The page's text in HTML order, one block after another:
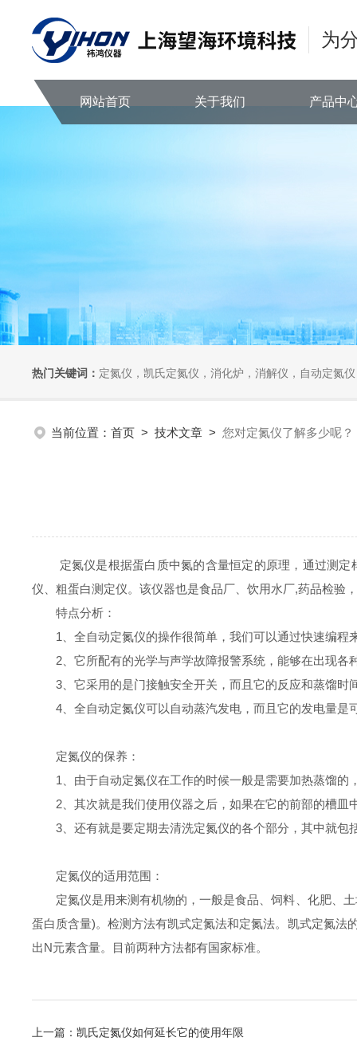
为
网站首页 关于我们 产品中
热门关键词： 定氮仪，凯氏定氮仪，消化炉，消解仪，自动定氮仪，全自
当前位置： 首页 > 技术文章 > 您对定氮仪了解多少呢？
定氮仪是根据蛋白质中氮的含量恒定的原理，通过测定
仪、粗蛋白测定仪。该仪器也是食品厂、饮用水厂,药品检验
特点分析：
1、全自动定氮仪的操作很简单，我们可以通过快速编程
2、它所配有的光学与声学故障报警系统，能够在出现各
3、它采用的是门接触安全开关，而且它的反应和蒸馏时
4、全自动定氮仪可以自动蒸汽发电，而且它的发电量是
定氮仪的保养：
1、由于自动定氮仪在工作的时候一般是需要加热蒸馏的
2、其次就是我们使用仪器之后，如果在它的前部的槽皿
3、还有就是要定期去清洗定氮仪的各个部分，其中就包
定氮仪的适用范围：
定氮仪是用来测有机物的，一般是食品、饲料、化肥、土
蛋白质含量)。检测方法有凯式定氮法和定氮法。凯式定氮
出N元素含量。目前两种方法都有国家标准。
上一篇： 凯氏定氮仪如何延长它的使用年限